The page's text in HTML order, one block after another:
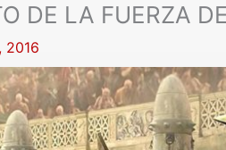
DE LA FUERZA
2016